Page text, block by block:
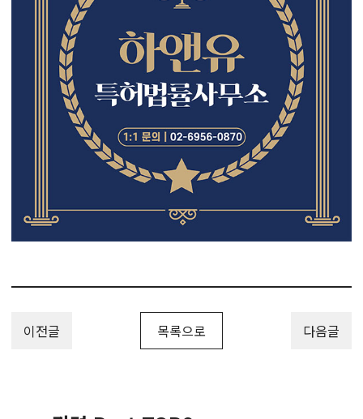
이전글 목록으로 다음글